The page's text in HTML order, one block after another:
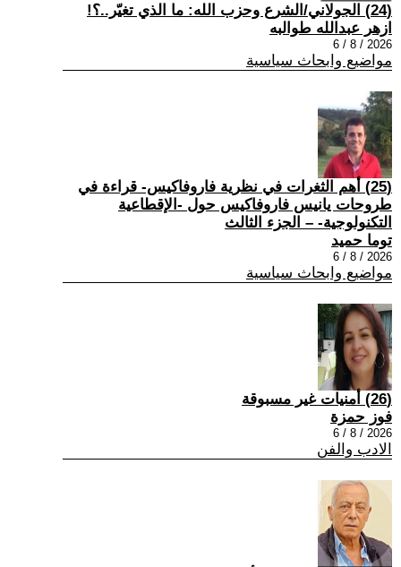
(24) الجولاني/الشرع وحزب الله: ما الذي تغيّر..؟!
ازهر عبدالله طوالبه
2026 / 8 / 6
مواضيع وابحاث سياسية
(25) أهم الثغرات في نظرية فاروفاكيس- قراءة في
طروحات يانيس فاروفاكيس حول -الإقطاعية
التكنولوجية- – الجزء الثالث
توما حميد
2026 / 8 / 6
مواضيع وابحاث سياسية
(26) أمنيات غير مسبوقة
فوز حمزة
2026 / 8 / 6
الادب والفن